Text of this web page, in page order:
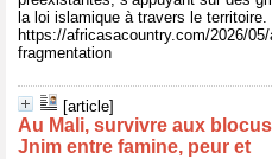
la loi islamique à travers le territoire.
https://africasacountry.com/2026/
fragmentation
[article]
Au Mali, survivre aux
Jnim entre famine, peur et